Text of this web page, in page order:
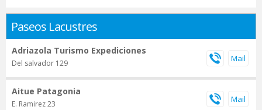
Paseos Lacustres
Adriazola Turismo Expediciones
Del salvador 129
Aitue Patagonia
E. Ramirez 23